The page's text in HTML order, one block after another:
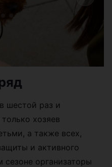
шестой раз и
хозяев
а также всех,
и активного
организаторы